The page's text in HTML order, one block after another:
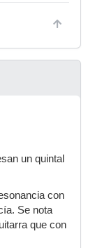
un quintal
con
Se nota
que con